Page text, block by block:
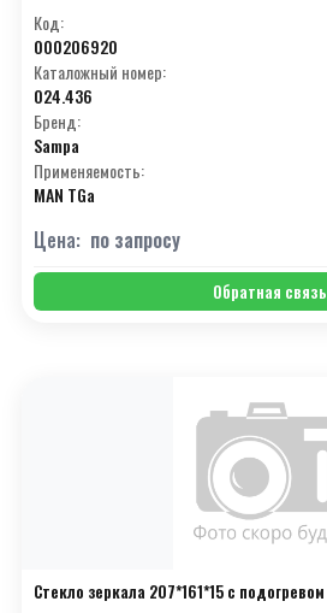
Код:
000206920
Каталожный номер:
024.436
Бренд:
Sampa
Применяемость:
MAN TGa
Цена: по запросу
Обратная связь
Стекло зеркала 207*161*15 с подогревом